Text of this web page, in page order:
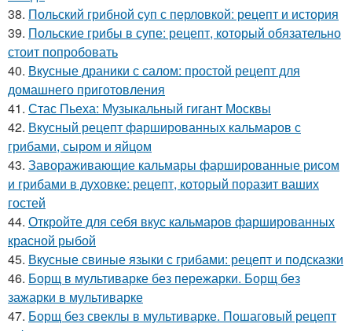
38. Польский грибной суп с перловкой: рецепт и история
39. Польские грибы в супе: рецепт, который обязательно
стоит попробовать
40. Вкусные драники с салом: простой рецепт для
домашнего приготовления
41. Стас Пьеха: Музыкальный гигант Москвы
42. Вкусный рецепт фаршированных кальмаров с
грибами, сыром и яйцом
43. Завораживающие кальмары фаршированные рисом
и грибами в духовке: рецепт, который поразит ваших
гостей
44. Откройте для себя вкус кальмаров фаршированных
красной рыбой
45. Вкусные свиные языки с грибами: рецепт и подсказки
46. Борщ в мультиварке без пережарки. Борщ без
зажарки в мультиварке
47. Борщ без свеклы в мультиварке. Пошаговый рецепт